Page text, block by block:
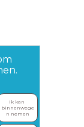
Ik kan
binnenwege
n nemen